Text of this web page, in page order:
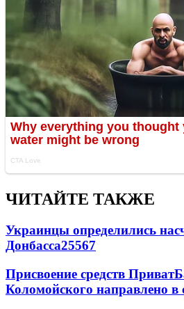
ЧИТАЙТЕ ТАКЖЕ
Украинцы определились
Донбасса25567
Присвоение средств
Коломойского направлено в